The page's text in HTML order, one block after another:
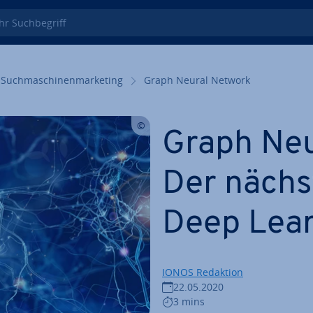
Such­be­griff
Such­ma­schi­nen­mar­ke­ting Graph Neural Network
Graph
Der
Deep
IONOS Redaktion
22.05.2020
3 mins